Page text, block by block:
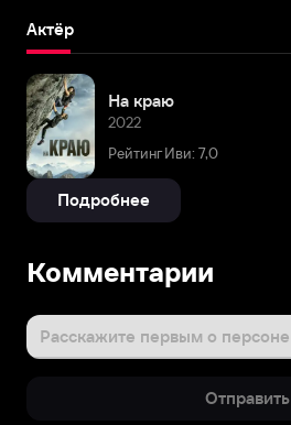
Актёр
На краю
2022
Рейтинг Иви: 7,0
Подробнее
Комментарии
Расскажите первым о персоне
Отправить